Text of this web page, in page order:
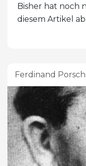
Bisher hat noch
diesem Artikel
Ferdinand